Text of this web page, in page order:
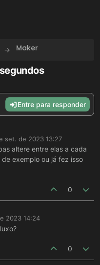
Maker
Entre para responder
set. de 2023 13:27
altere entre elas a cada
exemplo ou já fez isso
0
2023 14:24
0